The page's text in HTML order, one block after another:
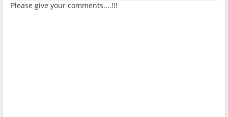
Please give your comments....!!!